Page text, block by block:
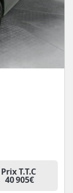
Prix T.T.C
40 905€